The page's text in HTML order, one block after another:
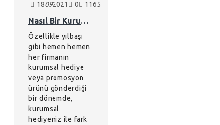
18092021 0 1165
Nasıl Bir Kurumsal Hediye Fark Yaratır?
Özellikle yılbaşı
gibi hemen hemen
her firmanın
kurumsal hediye
veya promosyon
ürünü gönderdiği
bir dönemde,
kurumsal
hediyeniz ile fark